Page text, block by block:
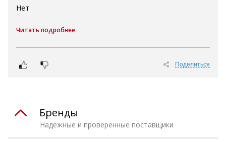
Нет
Читать подробнее
Поделиться
Надежные и проверенные поставщики
Бренды